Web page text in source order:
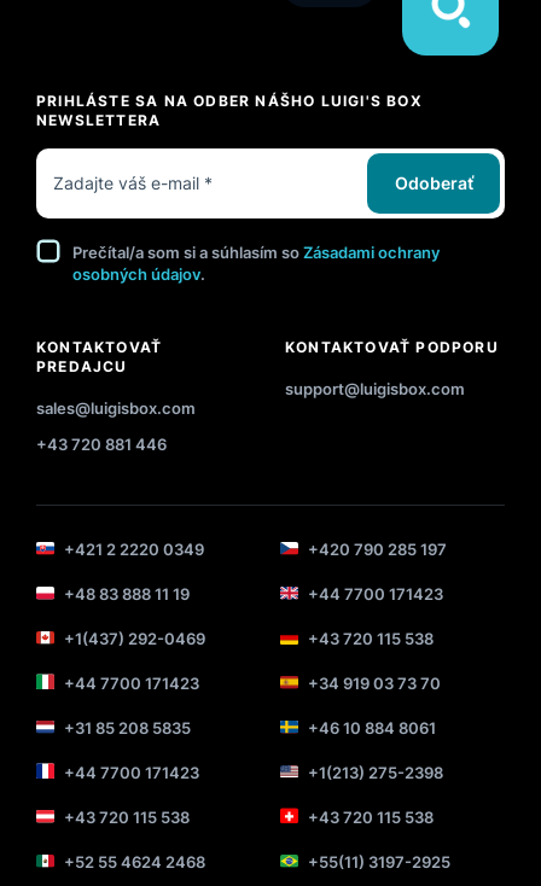
PRIHLÁSTE SA NA ODBER NÁŠHO LUIGI'S BOX
NEWSLETTERA
Odoberať
Prečítal/a som si a súhlasím soZásadami ochrany
osobných údajov.
KONTAKTOVAŤ
PREDAJCU
sales@luigisbox.com
+43 720 881 446
KONTAKTOVAŤ PODPORU
support@luigisbox.com
+421 2 2220 0349 +420 790 285 197
+48 83 888 11 19 +44 7700 171423
+1(437) 292-0469 +43 720 115 538
+44 7700 171423 +34 919 03 73 70
+31 85 208 5835 +46 10 884 8061
+44 7700 171423 +1(213) 275-2398
+43 720 115 538 +43 720 115 538
+52 55 4624 2468 +55(11) 3197-2925